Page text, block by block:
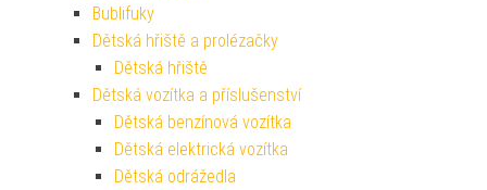
Bublifuky
Dětská hřiště a prolézačky
Dětská hřiště
Dětská vozítka a příslušenství
Dětská benzínová vozítka
Dětská elektrická vozítka
Dětská odrážedla